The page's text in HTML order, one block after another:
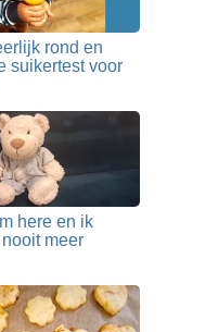
rond en
suikertest voor
here en ik
meer